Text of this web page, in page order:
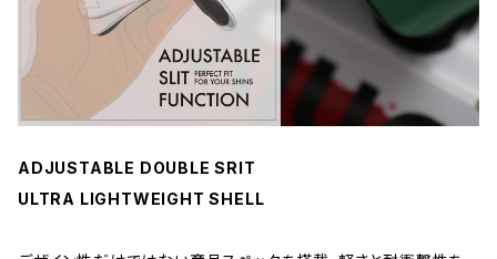
ADJUSTABLE DOUBLE SRIT
ULTRA LIGHTWEIGHT SHELL